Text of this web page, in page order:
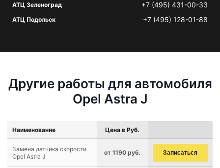
АТЦ Зеленоград +7 (495) 431-00-33
АТЦ Подольск +7 (495) 128-01-88
Другие работы для автомобиля
Opel Astra J
Наименование Цена в Руб.
Замена датчика скорости
Opel Astra J
от 1190 руб. Записаться